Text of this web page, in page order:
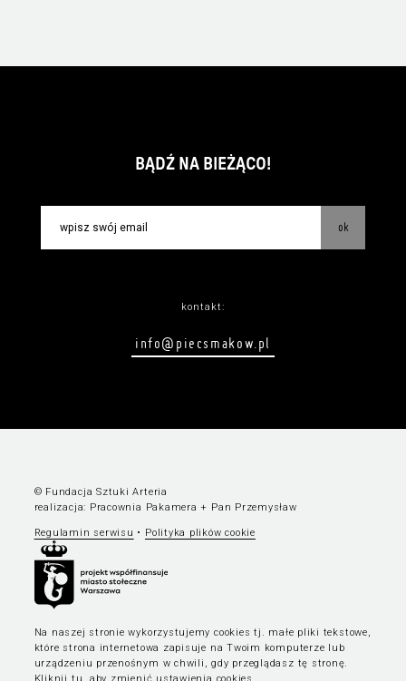
BĄDŹ NA BIEŻĄCO!
ok
kontakt:
info@piecsmakow.pl
© Fundacja Sztuki Arteria
realizacja: Pracownia Pakamera + Pan Przemysław
Regulamin serwisu • Polityka plików cookie
Na naszej stronie wykorzystujemy cookies tj. małe pliki tekstowe,
które strona internetowa zapisuje na Twoim komputerze lub
urządzeniu przenośnym w chwili, gdy przeglądasz tę stronę.